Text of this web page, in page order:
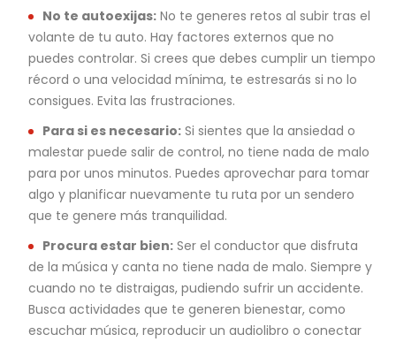
No te autoexijas: No te generes retos al subir tras el
volante de tu auto. Hay factores externos que no
puedes controlar. Si crees que debes cumplir un tiempo
récord o una velocidad mínima, te estresarás si no lo
consigues. Evita las frustraciones.
Para si es necesario: Si sientes que la ansiedad o
malestar puede salir de control, no tiene nada de malo
para por unos minutos. Puedes aprovechar para tomar
algo y planificar nuevamente tu ruta por un sendero
que te genere más tranquilidad.
Procura estar bien: Ser el conductor que disfruta
de la música y canta no tiene nada de malo. Siempre y
cuando no te distraigas, pudiendo sufrir un accidente.
Busca actividades que te generen bienestar, como
escuchar música, reproducir un audiolibro o conectar